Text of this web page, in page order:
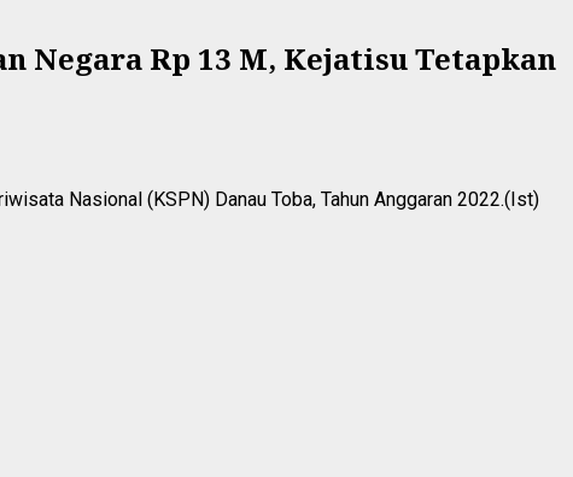
Negara Rp 13 M, Kejatisu Tetapkan
Nasional (KSPN) Danau Toba, Tahun Anggaran 2022.(Ist)